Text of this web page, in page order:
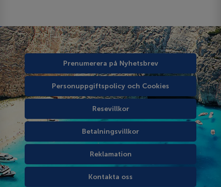
Prenumerera på Nyhetsbrev
Personuppgiftspolicy och Cookies
Resevillkor
Betalningsvillkor
Reklamation
Kontakta oss